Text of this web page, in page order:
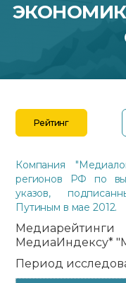
Рейтинг
Компания
регионов РФ по
указов,
Путиным в мае 2012.
МедиаИндексу*
Период